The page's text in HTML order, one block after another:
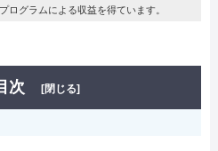
グラムによる収益を得ています。
次 [閉じる]